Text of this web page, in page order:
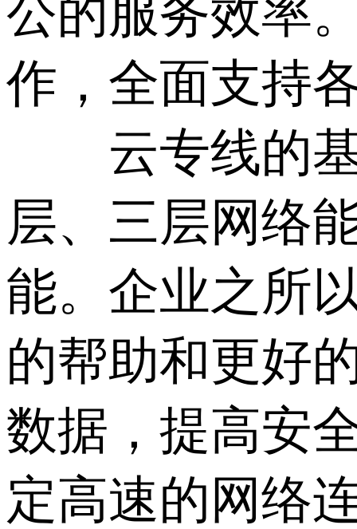
公的服务效率
作，全面支持
云专线的基
层、三层网络
能。企业之所
的帮助和更好
数据，提高安
定高速的网络